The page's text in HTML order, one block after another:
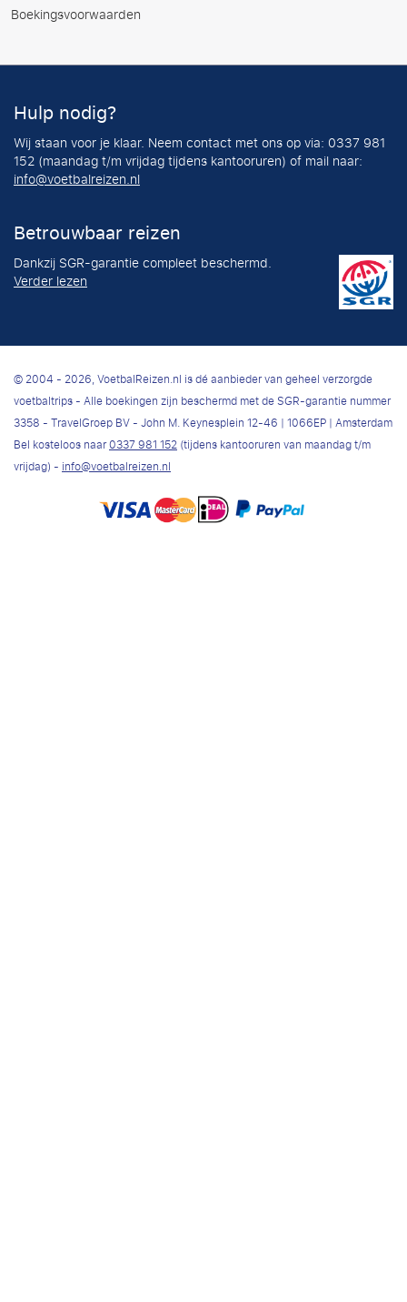
Boekingsvoorwaarden
Hulp nodig?
Wij staan voor je klaar. Neem contact met ons op via: 0337 981
152 (maandag t/m vrijdag tijdens kantooruren) of mail naar:
info@voetbalreizen.nl
Betrouwbaar reizen
Dankzij SGR-garantie compleet beschermd.
Verder lezen
© 2004 - 2026, VoetbalReizen.nl is dé aanbieder van geheel verzorgde
voetbaltrips - Alle boekingen zijn beschermd met de SGR-garantie nummer
3358 - TravelGroep BV - John M. Keynesplein 12-46 | 1066EP | Amsterdam
Bel kosteloos naar0337 981 152(tijdens kantooruren van maandag t/m
vrijdag) -info@voetbalreizen.nl